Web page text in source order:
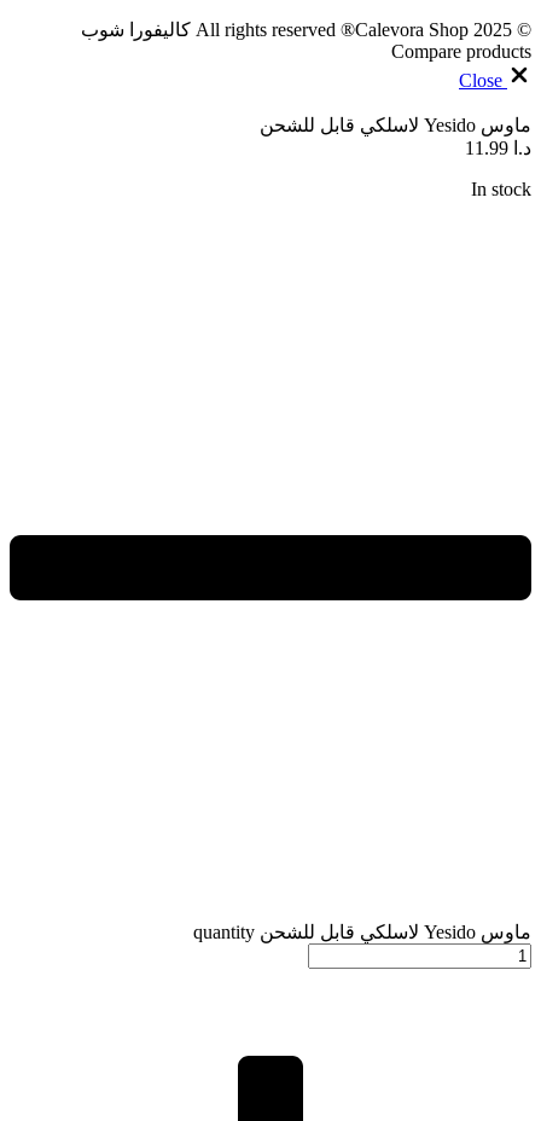
© 2025 All rights reserved ®Calevora Shop كاليفورا شوب
Compare products
Close
ماوس Yesido لاسلكي قابل للشحن
د.ا
In stock
ماوس Yesido لاسلكي قابل للشحن quantity